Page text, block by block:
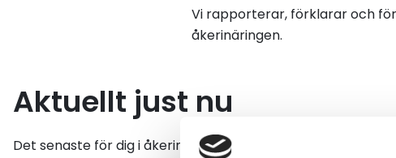
Vi rapporterar, förklarar och
åkerinäringen.
Aktuellt just nu
Det senaste för dig i åkerinäringen